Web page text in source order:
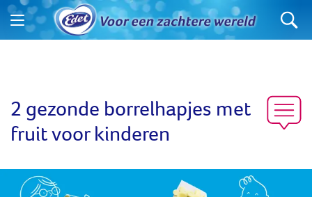
2 gezonde borrelhapjes met
fruit voor kinderen